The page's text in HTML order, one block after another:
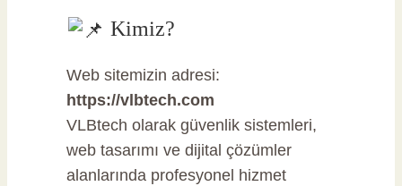
Kimiz?
Web sitemizin adresi:
https://vlbtech.com
VLBtech olarak güvenlik sistemleri,
web tasarımı ve dijital çözümler
alanlarında profesyonel hizmet